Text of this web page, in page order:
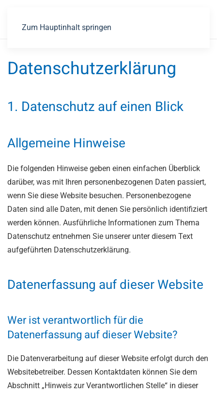
Zum Hauptinhalt springen
Datenschutz­erklärung
1. Datenschutz auf einen Blick
Allgemeine Hinweise
Die folgenden Hinweise geben einen einfachen Überblick
darüber, was mit Ihren personenbezogenen Daten passiert,
wenn Sie diese Website besuchen. Personenbezogene
Daten sind alle Daten, mit denen Sie persönlich identifiziert
werden können. Ausführliche Informationen zum Thema
Datenschutz entnehmen Sie unserer unter diesem Text
aufgeführten Datenschutzerklärung.
Datenerfassung auf dieser Website
Wer ist verantwortlich für die
Datenerfassung auf dieser Website?
Die Datenverarbeitung auf dieser Website erfolgt durch den
Websitebetreiber. Dessen Kontaktdaten können Sie dem
Abschnitt „Hinweis zur Verantwortlichen Stelle“ in dieser